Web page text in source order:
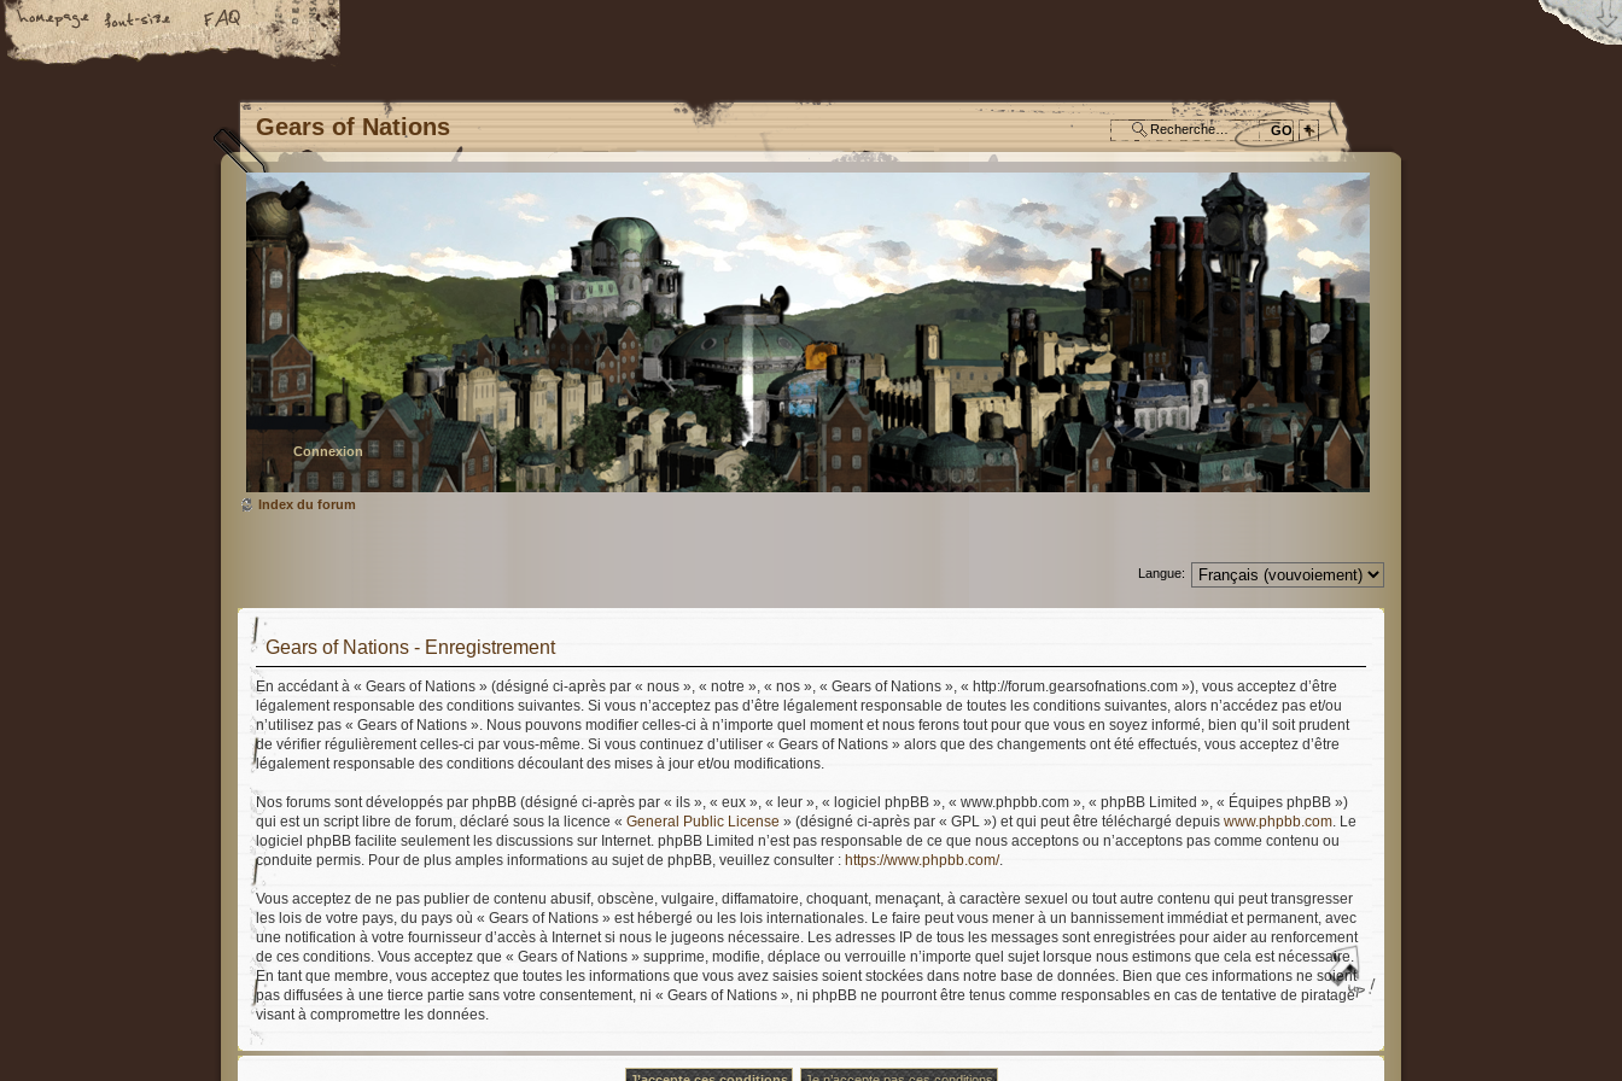
Gears of Nations
Connexion
Index du forum
Langue:
Gears of Nations - Enregistrement
En accédant à « Gears of Nations » (désigné ci-après par « nous », « notre », « nos », « Gears of Nations », « http://forum.gearsofnations.com »), vous acceptez d’être
légalement responsable des conditions suivantes. Si vous n’acceptez pas d’être légalement responsable de toutes les conditions suivantes, alors n’accédez pas et/ou
n’utilisez pas « Gears of Nations ». Nous pouvons modifier celles-ci à n’importe quel moment et nous ferons tout pour que vous en soyez informé, bien qu’il soit prudent
de vérifier régulièrement celles-ci par vous-même. Si vous continuez d’utiliser « Gears of Nations » alors que des changements ont été effectués, vous acceptez d’être
légalement responsable des conditions découlant des mises à jour et/ou modifications.
Nos forums sont développés par phpBB (désigné ci-après par « ils », « eux », « leur », « logiciel phpBB », « www.phpbb.com », « phpBB Limited », « Équipes phpBB »)
qui est un script libre de forum, déclaré sous la licence « General Public License » (désigné ci-après par « GPL ») et qui peut être téléchargé depuis www.phpbb.com . Le
logiciel phpBB facilite seulement les discussions sur Internet. phpBB Limited n’est pas responsable de ce que nous acceptons ou n’acceptons pas comme contenu ou
conduite permis. Pour de plus amples informations au sujet de phpBB, veuillez consulter : https://www.phpbb.com/.
Vous acceptez de ne pas publier de contenu abusif, obscène, vulgaire, diffamatoire, choquant, menaçant, à caractère sexuel ou tout autre contenu qui peut transgresser
les lois de votre pays, du pays où « Gears of Nations » est hébergé ou les lois internationales. Le faire peut vous mener à un bannissement immédiat et permanent, avec
une notification à votre fournisseur d’accès à Internet si nous le jugeons nécessaire. Les adresses IP de tous les messages sont enregistrées pour aider au renforcement
de ces conditions. Vous acceptez que « Gears of Nations » supprime, modifie, déplace ou verrouille n’importe quel sujet lorsque nous estimons que cela est nécessaire.
En tant que membre, vous acceptez que toutes les informations que vous avez saisies soient stockées dans notre base de données. Bien que ces informations ne soient
pas diffusées à une tierce partie sans votre consentement, ni « Gears of Nations », ni phpBB ne pourront être tenus comme responsables en cas de tentative de piratage
visant à compromettre les données.